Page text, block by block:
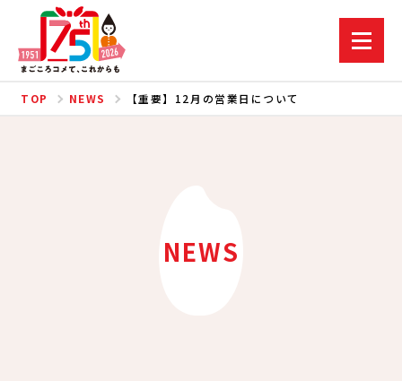
TOP NEWS 【重要】12月の営業日について
NEWS